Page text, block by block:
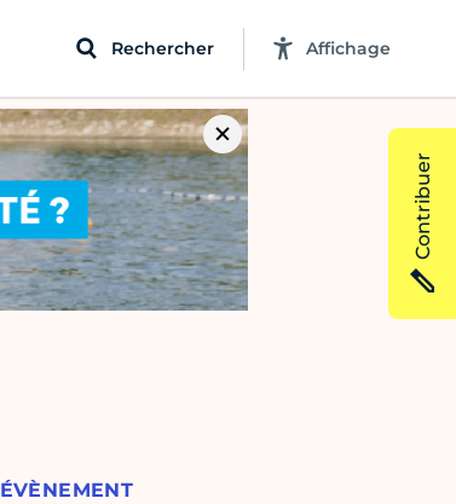
Rechercher Affichage
ÉVÈNEMENT
Contribuer